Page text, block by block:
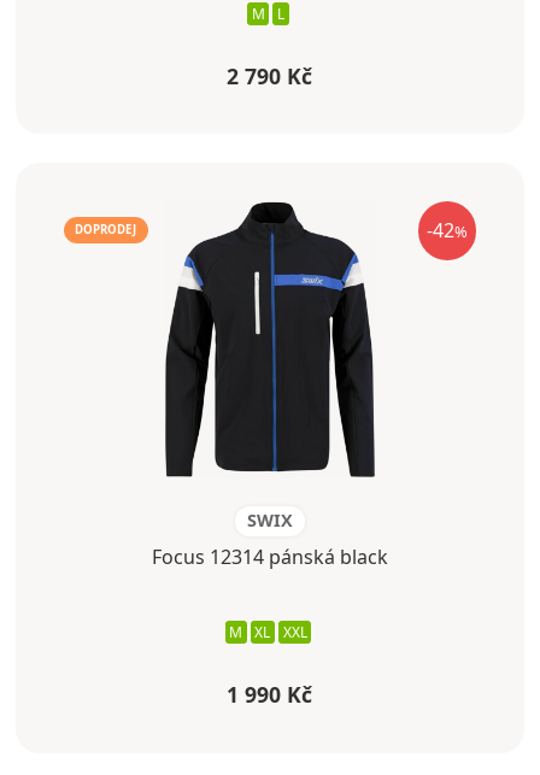
M L
2 790 Kč
-42%
DOPRODEJ
SWIX
Focus 12314 pánská black
M XL XXL
1 990 Kč